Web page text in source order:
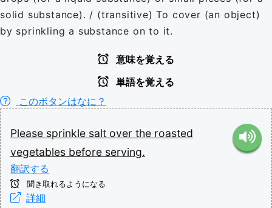
solid substance). / (transitive) To cover (an object)
by sprinkling a substance on to it.
意味を覚える
単語を覚える
このボタンはなに？
Please sprinkle salt over the roasted
vegetables before serving.
翻訳する
聞き取れるようになる
詳細